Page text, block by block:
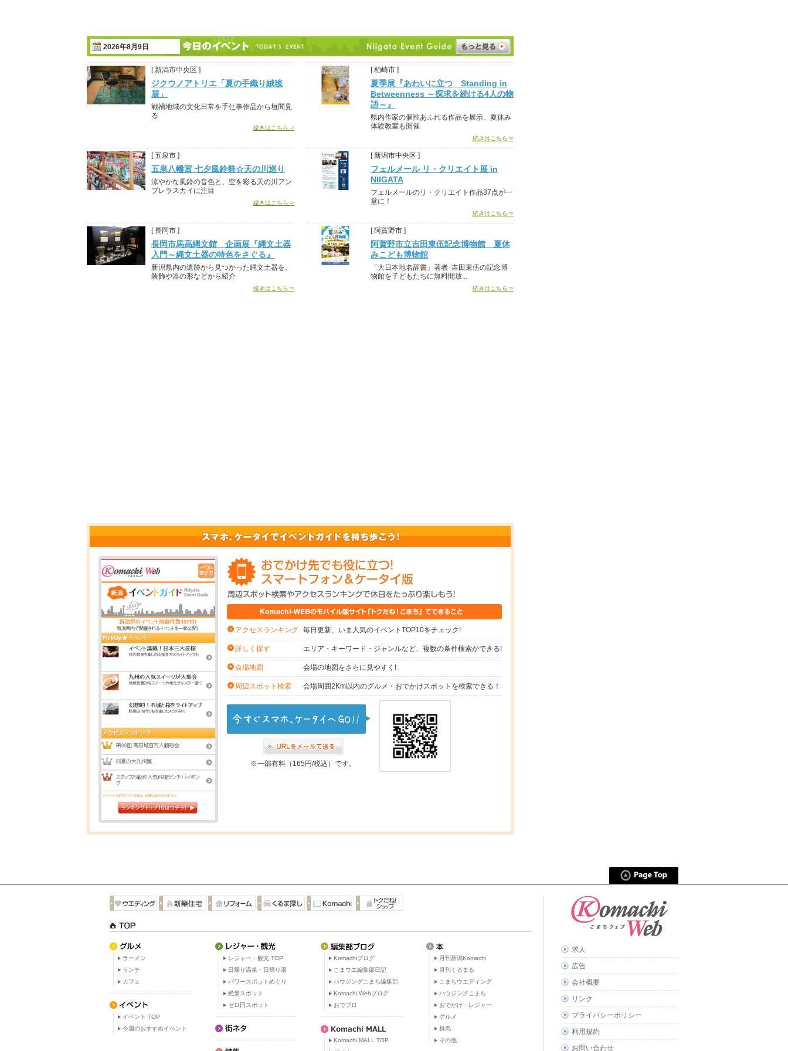
2026年8月9日
[ 新潟市中央区 ]
ジクウノアトリエ「夏の手織り絨毯
展」
戦禍地域の文化日常を手仕事作品から垣間見
る
続きはこちら⇒
[ 柏崎市 ]
夏季展『あわいに立つ Standing in
Betweenness ～探求を続ける4人の物
語～』
県内作家の個性あふれる作品を展示。夏休み
体験教室も開催
続きはこちら⇒
[ 五泉市 ]
五泉八幡宮 七夕風鈴祭☆天の川巡り
涼やかな風鈴の音色と、空を彩る天の川アン
ブレラスカイに注目
続きはこちら⇒
[ 新潟市中央区 ]
フェルメール リ・クリエイト展 in
NIIGATA
フェルメールのリ・クリエイト作品37点が一
堂に！
続きはこちら⇒
[ 長岡市 ]
長岡市馬高縄文館 企画展『縄文土器
入門～縄文土器の特色をさぐる』
新潟県内の遺跡から見つかった縄文土器を、
装飾や器の形などから紹介
続きはこちら⇒
[ 阿賀野市 ]
阿賀野市立吉田東伍記念博物館 夏休
みこども博物館
「大日本地名辞書」著者･吉田東伍の記念博
物館を子どもたちに無料開放...
続きはこちら⇒
アクセスランキング 毎日更新、いま人気のイベントTOP10をチェック!
詳しく探す エリア・キーワード・ジャンルなど、複数の条件検索ができる!
会場地図 会場の地図をさらに見やすく!
周辺スポット検索 会場周囲2Km以内のグルメ・おでかけスポットを検索できる！
※一部有料（165円/税込）です。
ラーメン
ランチ
カフェ
イベント TOP
今週のおすすめイベント
レジャー・観光 TOP
日帰り温泉・日帰り湯
パワースポットめぐり
絶景スポット
ゼロ円スポット
Komachiブログ
こまウエ編集部日記
ハウジングこまち編集部
Komachi Webブログ
おでブロ
Komachi MALL TOP
月刊新潟Komachi
月刊くるまる
こまちウエディング
ハウジングこまち
おでかけ・レジャー
グルメ
群馬
その他
求人
広告
会社概要
リンク
プライバシーポリシー
利用規約
お問い合わせ